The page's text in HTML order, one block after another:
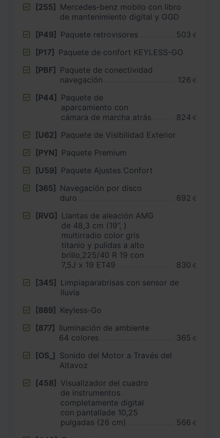
[255] Mercedes-benz mobilo con libro
de mantenimiento digital y GGD
[P49] Paquete retrovisores 503 €
[P17] Paquete de confort KEYLESS-GO
[PBF] Paquete de conectividad
navegación
126 €
[P44] Paquete de
aparcamiento con
cámara de marcha atrás
824 €
[U62] Paquete de Visibilidad Exterior
[PYN] Paquete Premium
[U59] Paquete Ajustes Confort
[365] Navegación por disco
duro
692 €
[RVG] Llantas de aleación AMG
de 48,3 cm (19”, )
multirradio color gris
titanio y pulidas a alto
brillo,225/40 R 19 con
7,5J x 19 ET49
830 €
[345] Limpiaparabrisas con sensor de
lluvia
[889] Keyless-Go
[877] Iluminación de ambiente
64 colores
365 €
[OS_] Sonido del Motor a Través del
Altavoz
[458] Visualizador del cuadro
de instrumentos
completamente digital
con pantallade 10,25
pulgadas (26 cm)
566 €